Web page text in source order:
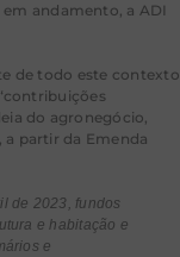
andamento, a ADI
de todo este contexto
do agronegócio,
a partir da Emenda
de 2023, fundos
e habitação e
e